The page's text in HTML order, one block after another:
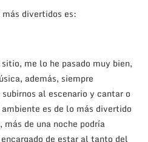
divertidos es:
me lo he pasado muy bien,
además, siempre
al escenario y cantar o
es de lo más divertido
de una noche podría
de estar al tanto del